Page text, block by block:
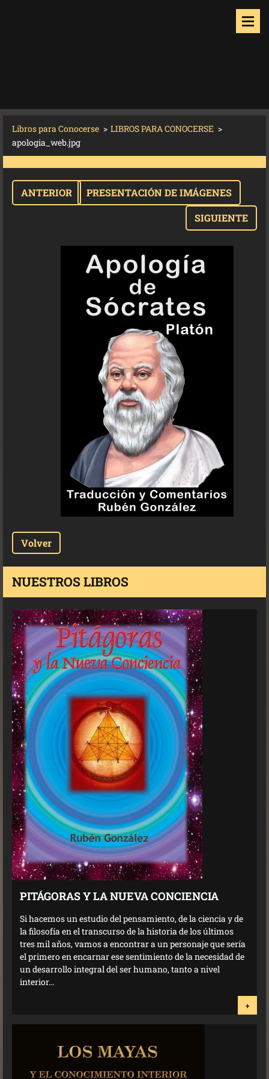
Libros para Conocerse > LIBROS PARA CONOCERSE >
apologia_web.jpg
ANTERIOR
PRESENTACIÓN DE IMÁGENES
SIGUIENTE
Volver
NUESTROS LIBROS
PITÁGORAS Y LA NUEVA CONCIENCIA
Si hacemos un estudio del pensamiento, de la ciencia y de
la filosofía en el transcurso de la historia de los últimos
tres mil años, vamos a encontrar a un personaje que sería
el primero en encarnar ese sentimiento de la necesidad de
un desarrollo integral del ser humano, tanto a nivel
interior...
+